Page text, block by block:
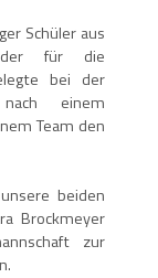
Schüler aus
für die
bei der
einem
Team den
beiden
Brockmeyer
zur